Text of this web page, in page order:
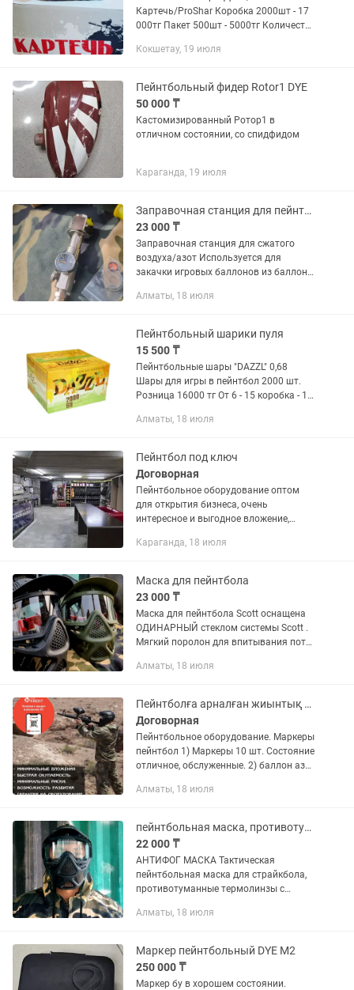
Картечь/ProShar Коробка 2000шт - 17
000тг Пакет 500шт - 5000тг Количество
Кокшетау, 19 июля
Пейнтбольный фидер Rotor1 DYE
50 000 ₸
Кастомизированный Ротор1 в
отличном состоянии, со спидфидом
Караганда, 19 июля
Заправочная станция для пейнтбола
23 000 ₸
Заправочная станция для сжатого
воздуха/азот Используется для
закачки игровых баллонов из баллона
Единственный совет купите сразу
Алматы, 18 июля
Пейнтбольный шарики пуля
15 500 ₸
Пейнтбольные шары "DAZZL" 0,68
Шары для игры в пейнтбол 2000 шт.
Розница 16000 тг От 6 - 15 коробка - 15
Алматы, 18 июля
Пейнтбол под ключ
Договорная
Пейнтбольное оборудование оптом
для открытия бизнеса, очень
интересное и выгодное вложение,
решение При покупке 10 комплектов:
Предоставим...
Караганда, 18 июля
Маска для пейнтбола
23 000 ₸
Маска для пейнтбола Scott оснащена
ОДИНАРНЫЙ стеклом системы Scott .
Мягкий поролон для впитывания пота
конструкция. Верхнюю рамку с линзой
Алматы, 18 июля
Пейнтболға арналған жиынтық маркерлар, paintball
Договорная
Пейнтбольное оборудование. Маркеры
пейнтбол 1) Маркеры 10 шт. Состояние
отличное, обслуженные. 2) баллон азот
заправка азот 1шт НОВЫЙ 5) фидер
Алматы, 18 июля
пейнтбольная маска, противотуманные термолинзы и двойными ремешками
22 000 ₸
АНТИФОГ МАСКА Тактическая
пейнтбольная маска для страйкбола,
противотуманные термолинзы с
Мягкий поролон для впитывания пота
Алматы, 18 июля
Маркер пейнтбольный DYE M2
250 000 ₸
Маркер бу в хорошем состоянии.